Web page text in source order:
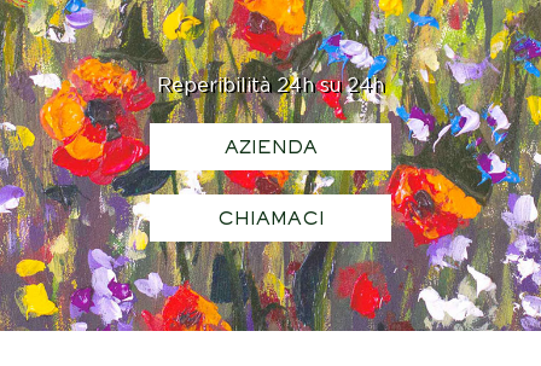
Reperibilità 24h su 24h
AZIENDA
CHIAMACI